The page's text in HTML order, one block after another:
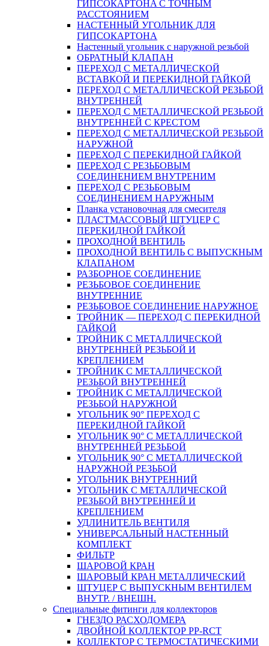
ГИПСОКАРТОНA С ТОЧНЫМ
РАССТОЯНИЕМ
НАСТЕННЫЙ УГОЛЬНИК ДЛЯ
ГИПСОКАРТОНА
Настенный угольник с наружной резьбой
ОБРАТНЫЙ КЛАПАН
ПЕРЕХОД С МЕТАЛЛИЧЕСКОЙ
ВСТАВКОЙ И ПЕРЕКИДНОЙ ГАЙКОЙ
ПЕРЕХОД С МЕТАЛЛИЧЕСКОЙ РЕЗЬБОЙ
ВНУТРЕННЕЙ
ПЕРЕХОД С МЕТАЛЛИЧЕСКОЙ РЕЗЬБОЙ
ВНУТРЕННЕЙ С КРЕСТОМ
ПЕРЕХОД С МЕТАЛЛИЧЕСКОЙ РЕЗЬБОЙ
НАРУЖНОЙ
ПЕРЕХОД С ПЕРЕКИДНОЙ ГАЙКОЙ
ПЕРЕХОД С РЕЗЬБОВЫМ
СОЕДИНЕНИЕМ ВНУТРЕНИМ
ПЕРЕХОД С РЕЗЬБОВЫМ
СОЕДИНЕНИЕМ НАРУЖНЫМ
Планка установочная для смесителя
ПЛАСТМАССОВЫЙ ШТУЦЕР С
ПЕРЕКИДНОЙ ГАЙКОЙ
ПРОХОДНОЙ ВЕНТИЛЬ
ПРОХОДНОЙ ВЕНТИЛЬ С ВЫПУСКНЫМ
КЛАПАНОМ
РАЗБОРНОЕ СОЕДИНЕНИЕ
РЕЗЬБОВОЕ СОЕДИНЕНИЕ
ВНУТРЕННИЕ
РЕЗЬБОВОЕ СОЕДИНЕНИЕ НАРУЖНОЕ
ТРОЙНИК — ПЕРЕХОД С ПЕРЕКИДНОЙ
ГАЙКОЙ
ТРОЙНИК С МЕТАЛЛИЧЕСКОЙ
ВНУТРЕННЕЙ РЕЗЬБОЙ И
КРЕПЛЕНИЕМ
ТРОЙНИК С МЕТАЛЛИЧЕСКОЙ
РЕЗЬБОЙ ВНУТРЕННЕЙ
ТРОЙНИК С МЕТАЛЛИЧЕСКОЙ
РЕЗЬБОЙ НАРУЖНОЙ
УГОЛЬНИК 90° ПЕРЕХОД С
ПЕРЕКИДНОЙ ГАЙКОЙ
УГОЛЬНИК 90° С МЕТАЛЛИЧЕСКОЙ
ВНУТРЕННEЙ РЕЗЬБОЙ
УГОЛЬНИК 90° С МЕТАЛЛИЧЕСКОЙ
НАРУЖНОЙ РЕЗЬБОЙ
УГОЛЬНИК ВНУТРЕННИЙ
УГОЛЬНИК С МЕТАЛЛИЧЕСКОЙ
РЕЗЬБОЙ ВНУТРЕННЕЙ И
КРЕПЛЕНИЕМ
УДЛИНИТЕЛЬ ВЕНТИЛЯ
УНИВЕРСАЛЬНЫЙ НАСТЕННЫЙ
КОМПЛЕКТ
ФИЛЬТР
ШАРОВОЙ КРАН
ШАРОВЫЙ КРАН МЕТАЛЛИЧЕСКИЙ
ШТУЦЕР С ВЫПУСКНЫМ ВЕНТИЛЕМ
ВНУТР. / ВНЕШН.
Специальные фитинги для коллекторов
ГНЕЗДО РАСХОДОМЕРА
ДВОЙНОЙ КОЛЛЕКТОР PP-RCT
КОЛЛЕКТОР С ТЕРМОСТАТИЧЕСКИМИ